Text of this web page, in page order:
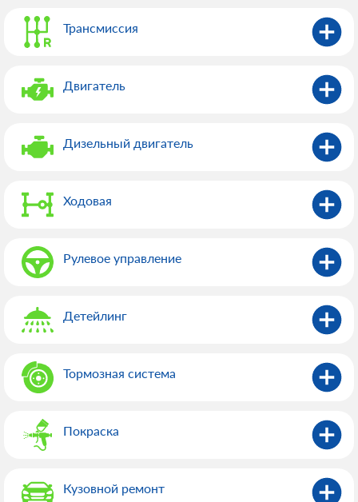
Трансмиссия
Двигатель
Дизельный двигатель
Ходовая
Рулевое управление
Детейлинг
Тормозная система
Покраска
Кузовной ремонт